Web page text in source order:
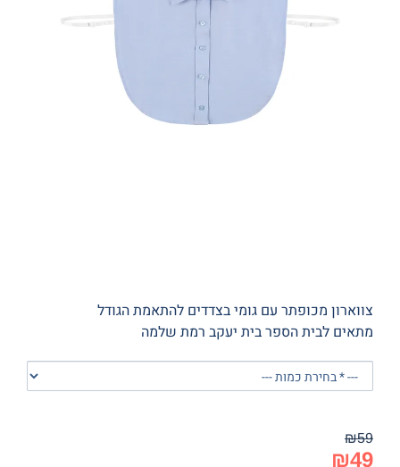
צווארון מכופתר עם גומי בצדדים להתאמת הגודל
מתאים לבית הספר בית יעקב רמת שלמה
₪59
₪49